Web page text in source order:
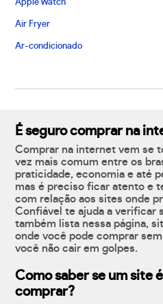
Apple Watch
Air Fryer
Ar-condicionado
É seguro comprar na
Comprar na internet vem se
vez mais comum entre os
praticidade, economia e até
mas é preciso ficar atento e
com relação aos sites onde
Confiável te ajuda a verificar
também lista nessa página,
onde você pode comprar
você não cair em golpes.
Como saber se um site
comprar?